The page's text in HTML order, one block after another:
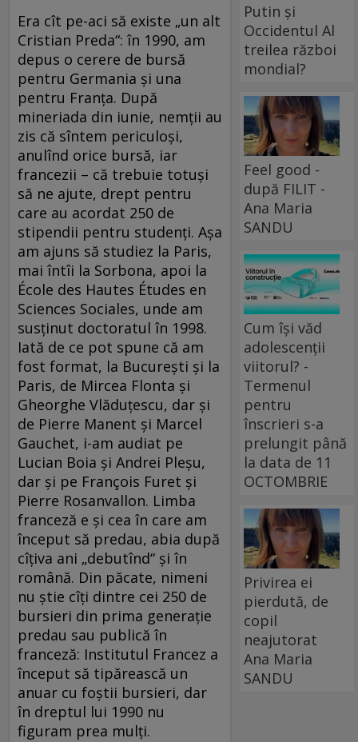
Era cît pe-aci să existe „un alt
Cristian Preda“: în 1990, am
depus o cerere de bursă
pentru Germania şi una
pentru Franţa. După
mineriada din iunie, nemţii au
zis că sîntem periculoşi,
anulînd orice bursă, iar
francezii – că trebuie totuşi
să ne ajute, drept pentru
care au acordat 250 de
stipendii pentru studenţi. Aşa
am ajuns să studiez la Paris,
mai întîi la Sorbona, apoi la
École des Hautes Études en
Sciences Sociales, unde am
susţinut doctoratul în 1998.
Iată de ce pot spune că am
fost format, la Bucureşti şi la
Paris, de Mircea Flonta şi
Gheorghe Vlăduţescu, dar şi
de Pierre Manent şi Marcel
Gauchet, i-am audiat pe
Lucian Boia şi Andrei Pleşu,
dar şi pe François Furet şi
Pierre Rosanvallon. Limba
franceză e şi cea în care am
început să predau, abia după
cîţiva ani „debutînd“ şi în
română. Din păcate, nimeni
nu ştie cîţi dintre cei 250 de
bursieri din prima generaţie
predau sau publică în
franceză: Institutul Francez a
început să tipărească un
anuar cu foştii bursieri, dar
în dreptul lui 1990 nu
figuram prea mulţi.
Putin și
Occidentul Al
treilea război
mondial?
Feel good -
după FILIT -
Ana Maria
SANDU
Cum își văd
adolescenții
viitorul? -
Termenul
pentru
înscrieri s-a
prelungit până
la data de 11
OCTOMBRIE
Privirea ei
pierdută, de
copil
neajutorat
Ana Maria
SANDU